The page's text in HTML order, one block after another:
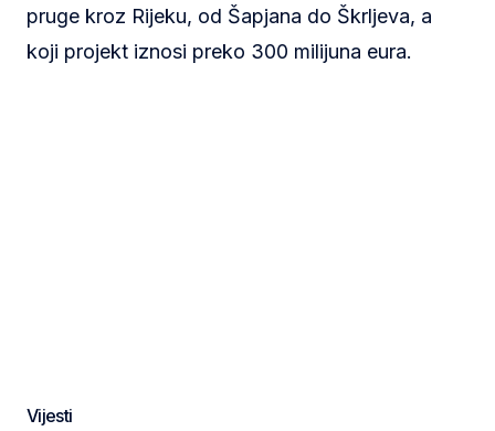
pruge kroz Rijeku, od Šapjana do Škrljeva, a
koji projekt iznosi preko 300 milijuna eura.
Vijesti